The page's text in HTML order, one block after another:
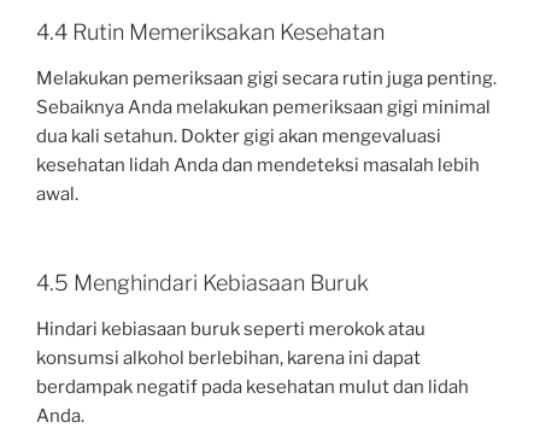
4.4 Rutin Memeriksakan Kesehatan
Melakukan pemeriksaan gigi secara rutin juga penting.
Sebaiknya Anda melakukan pemeriksaan gigi minimal
dua kali setahun. Dokter gigi akan mengevaluasi
kesehatan lidah Anda dan mendeteksi masalah lebih
awal.
4.5 Menghindari Kebiasaan Buruk
Hindari kebiasaan buruk seperti merokok atau
konsumsi alkohol berlebihan, karena ini dapat
berdampak negatif pada kesehatan mulut dan lidah
Anda.